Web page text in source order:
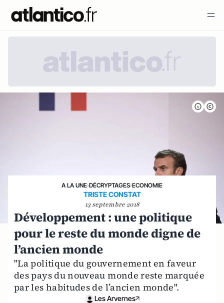
A LA UNE›DÉCRYPTAGES›ECONOMIE
TRISTE CONSTAT
13 septembre 2018
Développement : une politique
pour le reste du monde digne de
l’ancien monde
"La politique du gouvernement en faveur
des pays du nouveau monde reste marquée
par les habitudes de l’ancien monde".
Les Arvernes